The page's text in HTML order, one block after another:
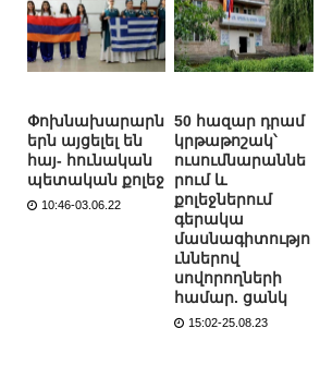
Փոխնախարարն
երն այցելել են
հայ- հունական
պետական քոլեջ
10:46-03.06.22
50 հազար դրամ
կրթաթոշակ՝
ուսումնարաննե
րում և
քոլեջներում
գերակա
մասնագիտությո
ւններով
սովորողների
համար. ցանկ
15:02-25.08.23